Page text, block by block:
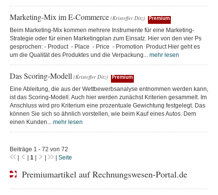
Marketing-Mix im E-Commerce (Kristoffer Ditz) Premium
Beim Marketing-Mix kommen mehrere Instrumente für eine Marketing-
Strategie oder für einen Marketingplan zum Einsatz. Hier von den vier Ps
gesprochen: - Product - Place - Price - Promotion Product Hier geht es
um die Qualität des Produktes und die Verpackung... mehr lesen
Das Scoring-Modell (Kristoffer Ditz) Premium
Eine Ableitung, die aus der Wettbewerbsanalyse entnommen werden kann,
ist das Scoring-Modell. Auch hier werden zunächst Kriterien gesammelt. Im
Anschluss wird pro Kriterium eine prozentuale Gewichtung festgelegt. Das
können Sie sich so ähnlich vorstellen, wie beim Kauf eines Autos. Dem
einen Kunden... mehr lesen
Beiträge 1 - 72 von 72
1 Seite
Premiumartikel auf Rechnungswesen-Portal.de